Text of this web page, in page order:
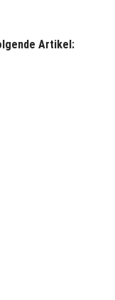
Artikel: